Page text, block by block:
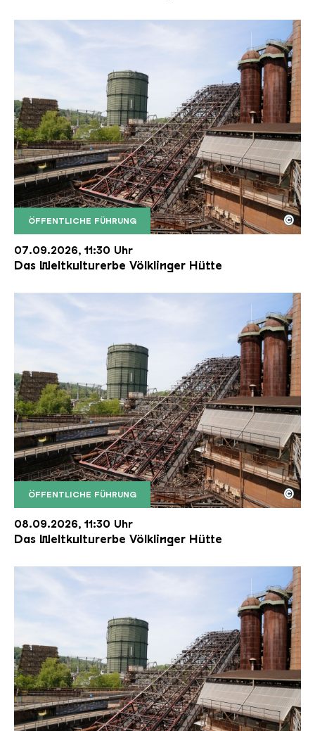
ÖFFENTLICHE FÜHRUNG
Der Erzschrägaufzug der Völklinger Hütte mit
Copyright: Weltkulturerbe Völklinger Hütte | Karl
©
07.09.2026, 11:30 Uhr
Das Weltkulturerbe Völklinger Hütte
ÖFFENTLICHE FÜHRUNG
Der Erzschrägaufzug der Völklinger Hütte mit
Copyright: Weltkulturerbe Völklinger Hütte | Karl
©
08.09.2026, 11:30 Uhr
Das Weltkulturerbe Völklinger Hütte